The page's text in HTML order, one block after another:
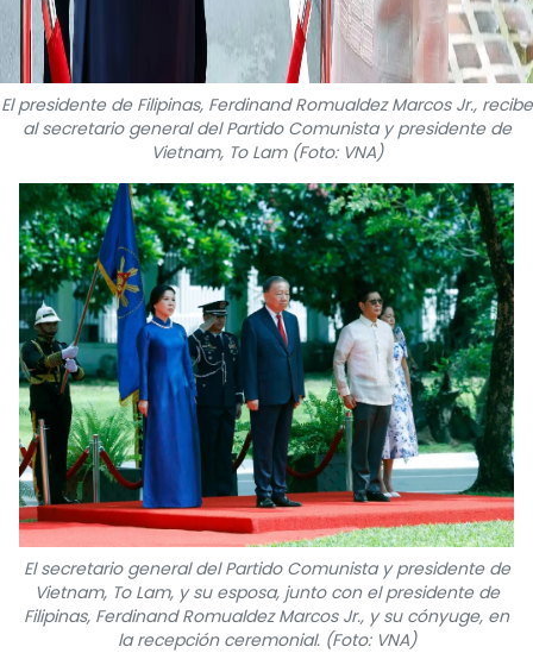
El presidente de Filipinas, Ferdinand Romualdez Marcos Jr., recibe
al secretario general del Partido Comunista y presidente de
Vietnam, To Lam (Foto: VNA)
El secretario general del Partido Comunista y presidente de
Vietnam, To Lam, y su esposa, junto con el presidente de
Filipinas, Ferdinand Romualdez Marcos Jr., y su cónyuge, en
la recepción ceremonial. (Foto: VNA)